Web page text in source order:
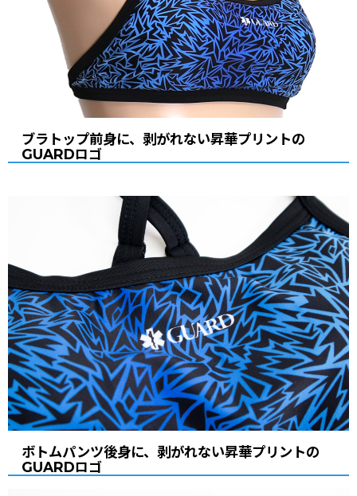
ブラトップ前身に、剥がれない昇華プリントの
GUARDロゴ
ボトムパンツ後身に、剥がれない昇華プリントの
GUARDロゴ